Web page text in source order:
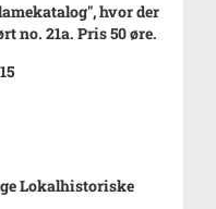
hvor der
no. 21a. Pris 50 øre.
Lokalhistoriske